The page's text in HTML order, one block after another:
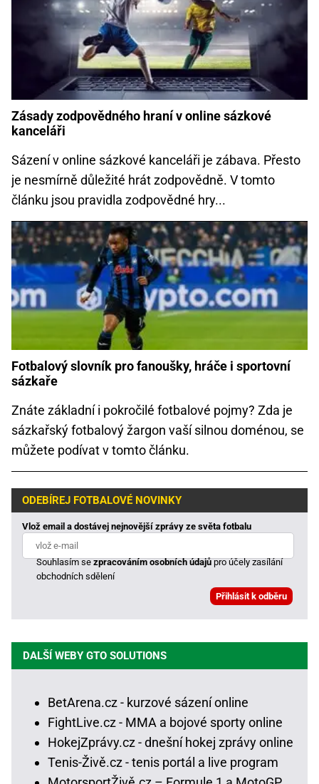
Zásady zodpovědného hraní v online sázkové
kanceláři
Sázení v online sázkové kanceláři je zábava. Přesto
je nesmírně důležité hrát zodpovědně. V tomto
článku jsou pravidla zodpovědné hry...
Fotbalový slovník pro fanoušky, hráče i sportovní
sázkaře
Znáte základní i pokročilé fotbalové pojmy? Zda je
sázkařský fotbalový žargon vaší silnou doménou, se
můžete podívat v tomto článku.
ODEBÍREJ FOTBALOVÉ NOVINKY
Vlož email a dostávej nejnovější zprávy ze světa fotbalu
Souhlasím sezpracováním osobních údajůpro účely zasílání
obchodních sdělení
DALŠÍ WEBY GTO SOLUTIONS
BetArena.cz - kurzové sázení online
FightLive.cz - MMA a bojové sporty online
HokejZprávy.cz - dnešní hokej zprávy online
Tenis-Živě.cz - tenis portál a live program